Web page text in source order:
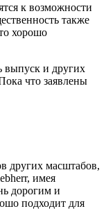
к возможности
также
хорошо
выпуск и других
что заявлены
других масштабов,
имея
дорогим и
подходит для